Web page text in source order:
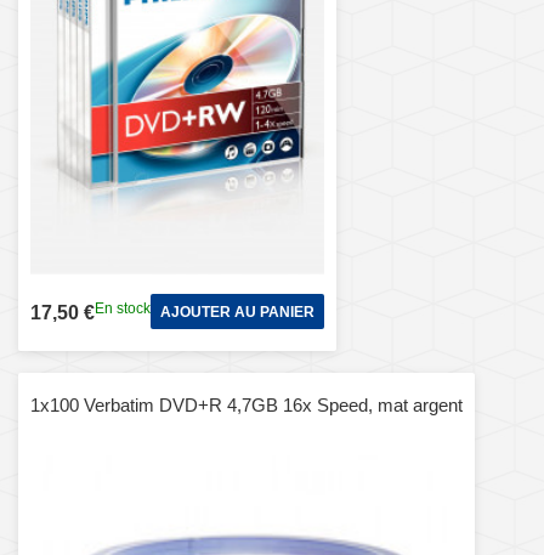
17,50 €En stock AJOUTER AU PANIER
1x100 Verbatim DVD+R 4,7GB 16x Speed, mat argent